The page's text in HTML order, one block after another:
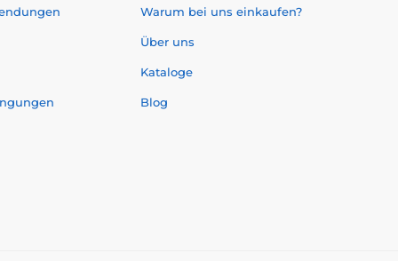
Warum bei uns einkaufen?
Über uns
Kataloge
Blog